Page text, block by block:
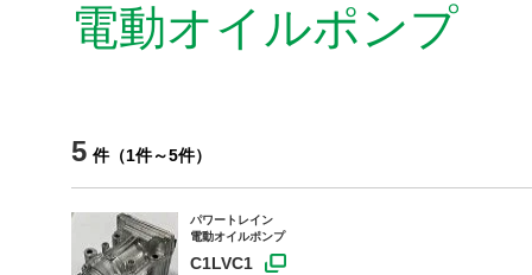
電動オイルポンプ
5 件（1件～5件）
パワートレイン
電動オイルポンプ
C1LVC1